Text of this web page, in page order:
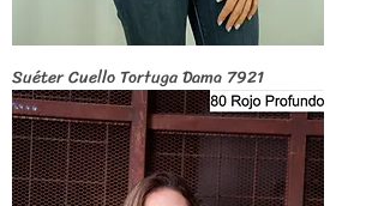
Suéter Cuello Tortuga Dama 7921